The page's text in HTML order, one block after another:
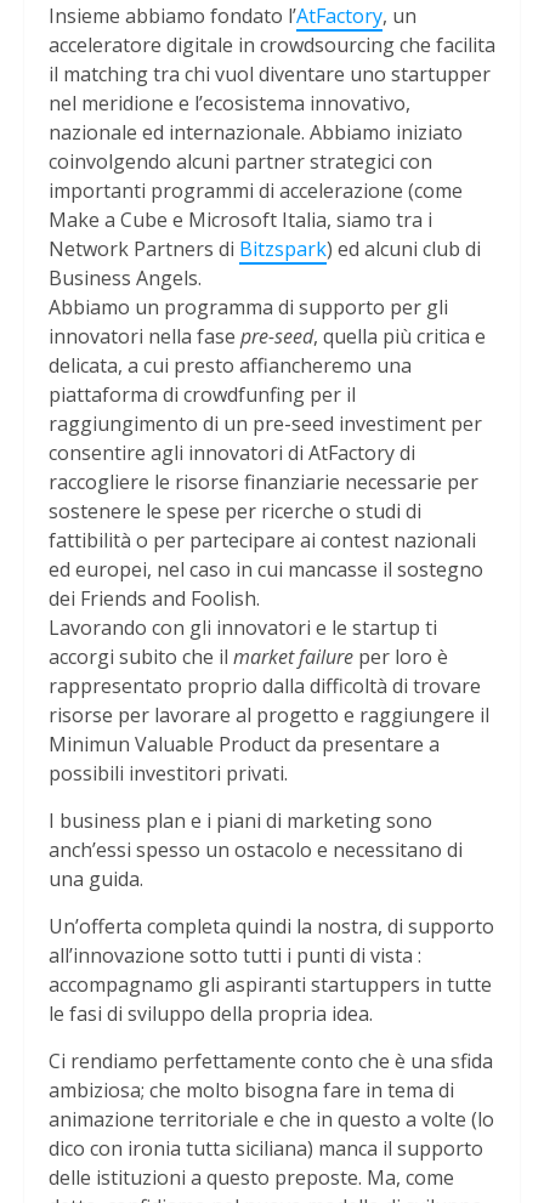
Insieme abbiamo fondato l’AtFactory, un
acceleratore digitale in crowdsourcing che facilita
il matching tra chi vuol diventare uno startupper
nel meridione e l’ecosistema innovativo,
nazionale ed internazionale. Abbiamo iniziato
coinvolgendo alcuni partner strategici con
importanti programmi di accelerazione (come
Make a Cube e Microsoft Italia, siamo tra i
Network Partners di Bitzspark) ed alcuni club di
Business Angels.
Abbiamo un programma di supporto per gli
innovatori nella fase pre-seed, quella più critica e
delicata, a cui presto affiancheremo una
piattaforma di crowdfunfing per il
raggiungimento di un pre-seed investiment per
consentire agli innovatori di AtFactory di
raccogliere le risorse finanziarie necessarie per
sostenere le spese per ricerche o studi di
fattibilità o per partecipare ai contest nazionali
ed europei, nel caso in cui mancasse il sostegno
dei Friends and Foolish.
Lavorando con gli innovatori e le startup ti
accorgi subito che il market failure per loro è
rappresentato proprio dalla difficoltà di trovare
risorse per lavorare al progetto e raggiungere il
Minimun Valuable Product da presentare a
possibili investitori privati.
I business plan e i piani di marketing sono
anch’essi spesso un ostacolo e necessitano di
una guida.
Un’offerta completa quindi la nostra, di supporto
all’innovazione sotto tutti i punti di vista :
accompagnamo gli aspiranti startuppers in tutte
le fasi di sviluppo della propria idea.
Ci rendiamo perfettamente conto che è una sfida
ambiziosa; che molto bisogna fare in tema di
animazione territoriale e che in questo a volte (lo
dico con ironia tutta siciliana) manca il supporto
delle istituzioni a questo preposte. Ma, come